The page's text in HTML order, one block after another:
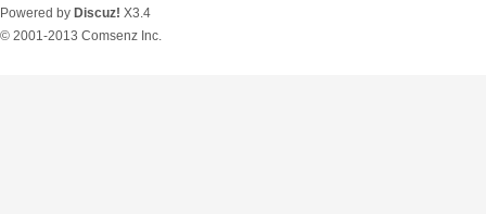
Powered by Discuz! X3.4
© 2001-2013 Comsenz Inc.